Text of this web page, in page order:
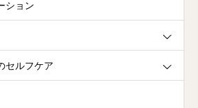
ション
セルフケア